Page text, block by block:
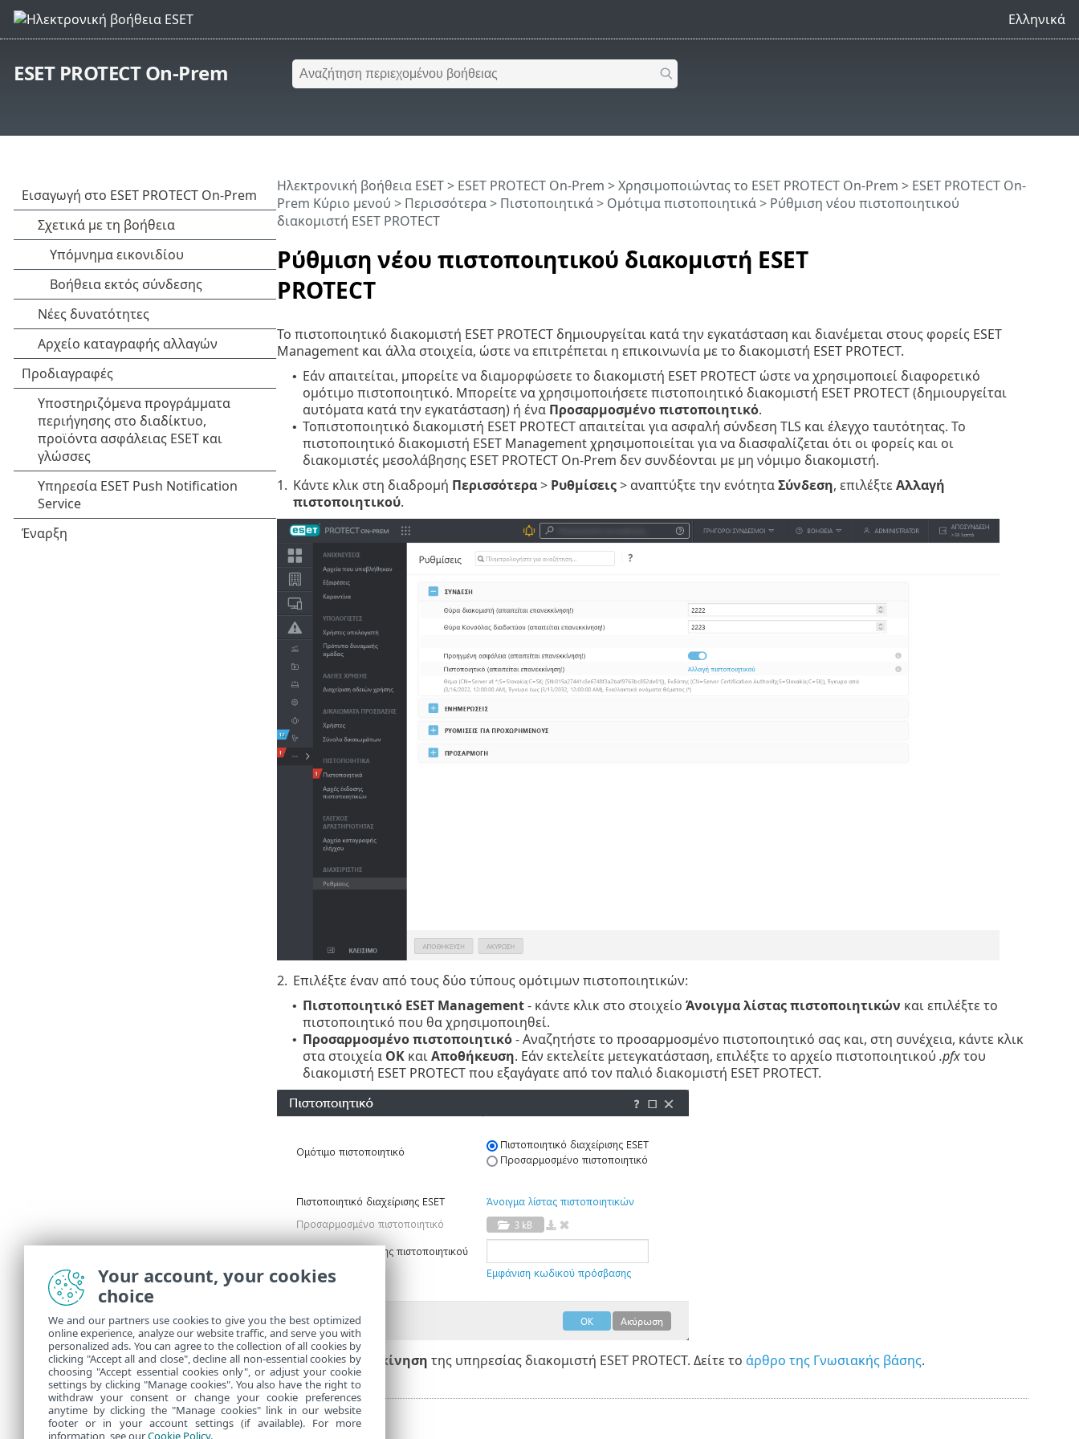
Ελληνικά
ESET PROTECT On-Prem
Ρύθμιση νέου πιστοποιητικού διακομιστή ESET
PROTECT
Ηλεκτρονική βοήθεια ESET> ESET PROTECT On-Prem >Χρησιμοποιώντας το ESET PROTECT On-Prem > ESET PROTECT On-
Prem Κύριο μενού > Περισσότερα> Πιστοποιητικά> Ομότιμα πιστοποιητικά> Ρύθμιση νέου πιστοποιητικού
διακομιστή ESET PROTECT
Το πιστοποιητικό διακομιστή ESET PROTECT δημιουργείται κατά την εγκατάσταση και διανέμεται στους φορείς ESET
Management και άλλα στοιχεία, ώστε να επιτρέπεται η επικοινωνία με το διακομιστή ESET PROTECT.
• Εάν απαιτείται, μπορείτε να διαμορφώσετε το διακομιστή ESET PROTECT ώστε να χρησιμοποιεί διαφορετικό
ομότιμο πιστοποιητικό. Μπορείτε να χρησιμοποιήσετε πιστοποιητικό διακομιστή ESET PROTECT (δημιουργείται
αυτόματα κατά την εγκατάσταση) ή ένα Προσαρμοσμένο πιστοποιητικό.
• Τοπιστοποιητικό διακομιστή ESET PROTECT απαιτείται για ασφαλή σύνδεση TLS και έλεγχο ταυτότητας. Το
πιστοποιητικό διακομιστή ESET Management χρησιμοποιείται για να διασφαλίζεται ότι οι φορείς και οι
διακομιστές μεσολάβησης ESET PROTECT On-Prem δεν συνδέονται με μη νόμιμο διακομιστή.
1. Κάντε κλικ στη διαδρομή Περισσότερα> Ρυθμίσεις> αναπτύξτε την ενότηταΣύνδεση, επιλέξτεΑλλαγή
πιστοποιητικού.
2. Επιλέξτε έναν από τους δύο τύπους ομότιμων πιστοποιητικών:
• Πιστοποιητικό ESET Management- κάντε κλικ στο στοιχείο Άνοιγμα λίστας πιστοποιητικών και επιλέξτε το
πιστοποιητικό που θα χρησιμοποιηθεί.
• Προσαρμοσμένο πιστοποιητικό- Αναζητήστε το προσαρμοσμένο πιστοποιητικό σας και, στη συνέχεια, κάντε κλικ
στα στοιχεία OKκαιΑποθήκευση. Εάν εκτελείτε μετεγκατάσταση, επιλέξτε το αρχείο πιστοποιητικού .pfxτου
διακομιστή ESET PROTECT που εξαγάγατε από τον παλιό διακομιστή ESET PROTECT.
3. ΚάντεΕπανεκκίνηση της υπηρεσίας διακομιστή ESET PROTECT. Δείτε το άρθρο της Γνωσιακής βάσης.
Your account, your cookies
choice
We and our partners use cookies to give you the best optimized
online experience, analyze our website traffic, and serve you with
personalized ads. You can agree to the collection of all cookies by
clicking "Accept all and close", decline all non-essential cookies by
choosing "Accept essential cookies only", or adjust your cookie
settings by clicking "Manage cookies". You also have the right to
withdraw your consent or change your cookie preferences
anytime by clicking the "Manage cookies" link in our website
footer or in your account settings (if available). For more
information, see ourCookie Policy.